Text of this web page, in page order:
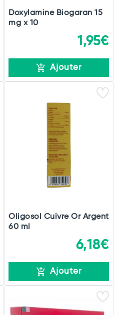
Doxylamine Biogaran 15
mg x 10
1,95€
Ajouter
Oligosol Cuivre Or Argent
60 ml
6,18€
Ajouter